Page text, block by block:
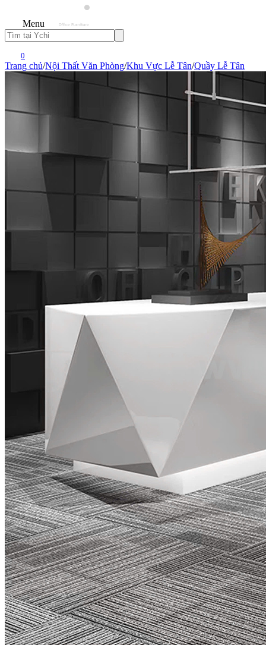
Menu
0
Trang chủ/Nội Thất Văn Phòng/Khu Vực Lễ Tân/Quầy Lễ Tân